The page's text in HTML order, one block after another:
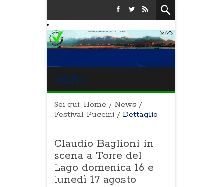
MENU
Sei qui: Home / News /
Festival Puccini / Dettaglio
Claudio Baglioni in
scena a Torre del
Lago domenica 16 e
lunedì 17 agosto